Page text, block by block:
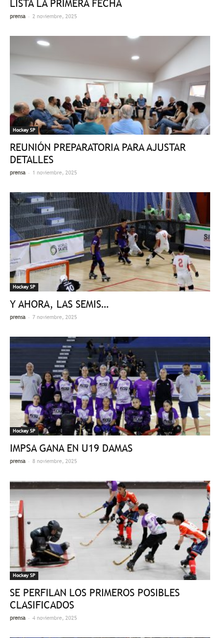
LISTA LA PRIMERA FECHA
prensa - 2 noviembre, 2025
Hockey SP
REUNIÓN PREPARATORIA PARA AJUSTAR
DETALLES
prensa - 1 noviembre, 2025
Hockey SP
Y AHORA, LAS SEMIS…
prensa - 7 noviembre, 2025
Hockey SP
IMPSA GANA EN U19 DAMAS
prensa - 8 noviembre, 2025
Hockey SP
SE PERFILAN LOS PRIMEROS POSIBLES
CLASIFICADOS
prensa - 4 noviembre, 2025